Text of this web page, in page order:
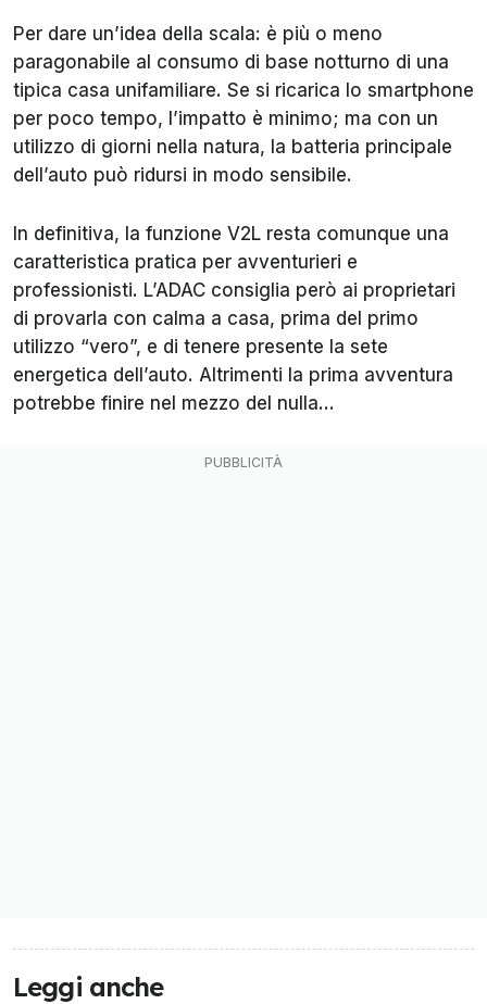
Per dare un’idea della scala: è più o meno
paragonabile al consumo di base notturno di una
tipica casa unifamiliare. Se si ricarica lo smartphone
per poco tempo, l’impatto è minimo; ma con un
utilizzo di giorni nella natura, la batteria principale
dell’auto può ridursi in modo sensibile.
In definitiva, la funzione V2L resta comunque una
caratteristica pratica per avventurieri e
professionisti. L’ADAC consiglia però ai proprietari
di provarla con calma a casa, prima del primo
utilizzo “vero”, e di tenere presente la sete
energetica dell’auto. Altrimenti la prima avventura
potrebbe finire nel mezzo del nulla…
Leggi anche